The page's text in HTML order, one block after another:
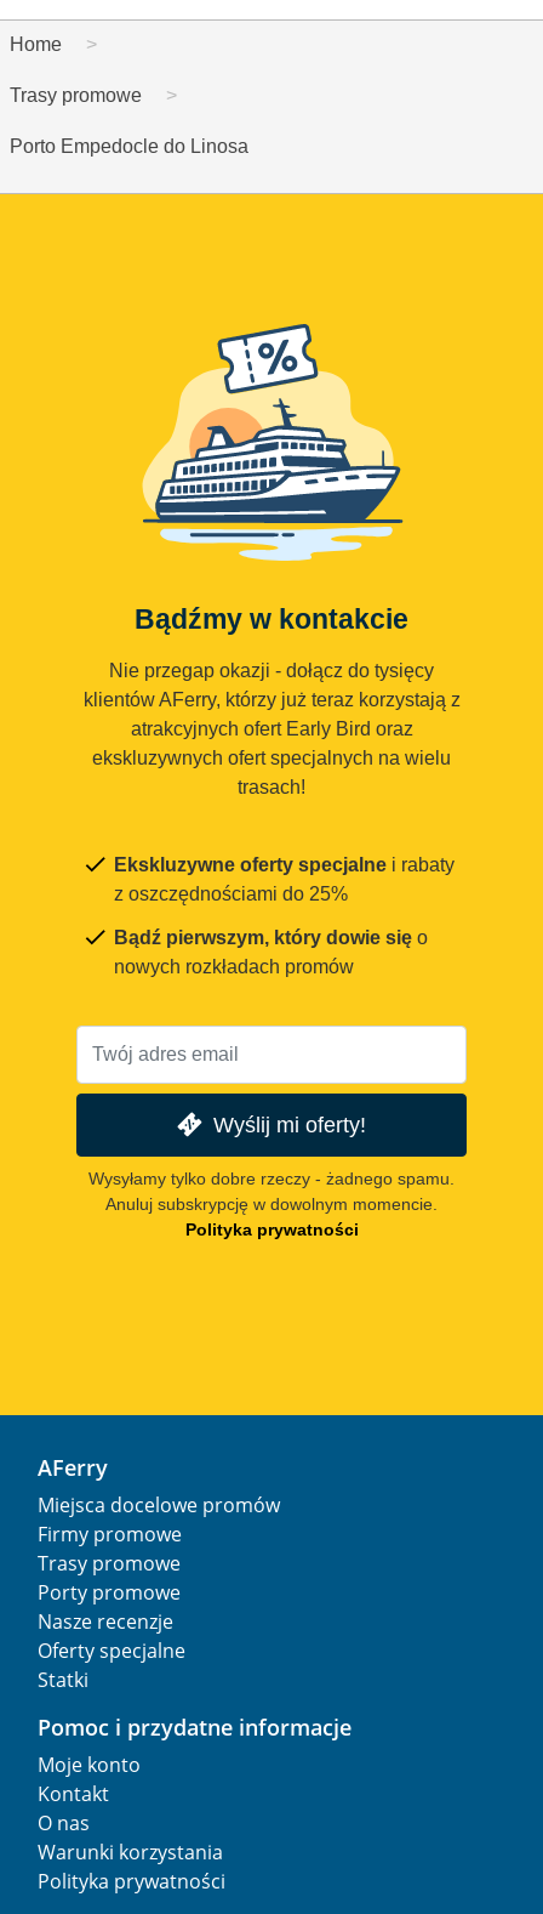
Home
Trasy promowe
Porto Empedocle do Linosa
Bądźmy w kontakcie
Nie przegap okazji - dołącz do tysięcy
klientów AFerry, którzy już teraz korzystają z
atrakcyjnych ofert Early Bird oraz
ekskluzywnych ofert specjalnych na wielu
trasach!
Ekskluzywne oferty specjalne i rabaty
z oszczędnościami do 25%
Bądź pierwszym, który dowie się o
nowych rozkładach promów
Wyślij mi oferty!
Wysyłamy tylko dobre rzeczy - żadnego spamu.
Anuluj subskrypcję w dowolnym momencie.
Polityka prywatności
AFerry
Miejsca docelowe promów
Firmy promowe
Trasy promowe
Porty promowe
Nasze recenzje
Oferty specjalne
Statki
Pomoc i przydatne informacje
Moje konto
Kontakt
O nas
Warunki korzystania
Polityka prywatności